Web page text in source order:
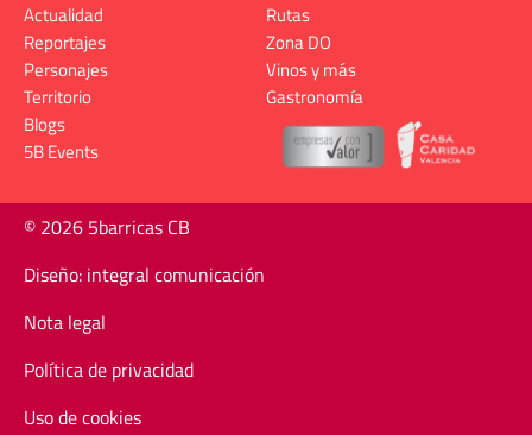
Actualidad
Reportajes
Personajes
Territorio
Rutas
Zona DO
Vinos y más
Gastronomía
Blogs
5B Events
© 2026 5barricas CB
Diseño: integral comunicación
Nota legal
Política de privacidad
Uso de cookies